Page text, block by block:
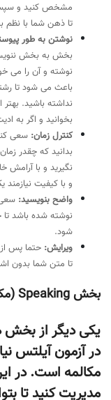
مشخص کنید و
تا ذهن شما با نظم
نوشتن به طور
بخش به بخش
نوشته و آن را می
باعث می شود تا
نداشته باشید.
بخوانید و اگر به
کنترل زمان: سعی
بدانید که چقدر
نگیرید و با آرامش
و با کیفیت
واضح بنویسید:
نوشته شده باشد تا
شود.
ویرایش: حتما پس از
تا متن شما بدون
بخش Speaking (مکالمه)
یکی دیگر از بخش
در آزمون آیلتس
مکالمه است. در
مدیریت کنید تا